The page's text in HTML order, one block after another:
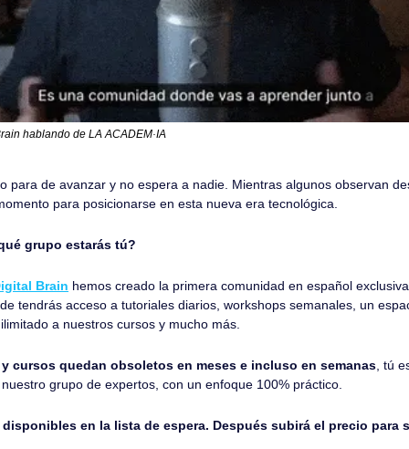
hablando de LA ACADEM·IA
para de avanzar y no espera a nadie. Mientras algunos observan
para posicionarse en esta nueva era tecnológica.
grupo estarás tú?
Brain hemos creado la primera comunidad en español
tendrás acceso a tutoriales diarios, workshops semanales, un
a nuestros cursos y mucho más.
cursos quedan obsoletos en meses e incluso en semanas, tú
grupo de expertos, con un enfoque 100% práctico.
en la lista de espera. Después subirá el precio para